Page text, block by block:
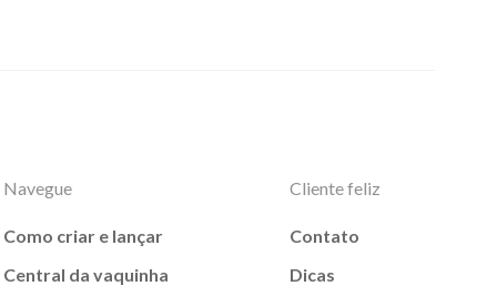
Navegue
Como criar e lançar
Central da vaquinha
Cliente feliz
Contato
Dicas